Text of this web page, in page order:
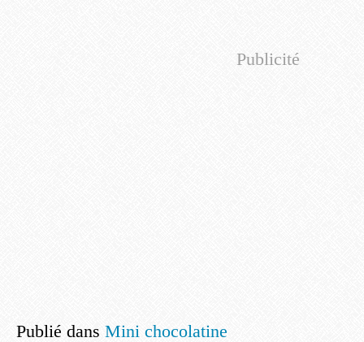
Publicité
Publié dans Mini chocolatine